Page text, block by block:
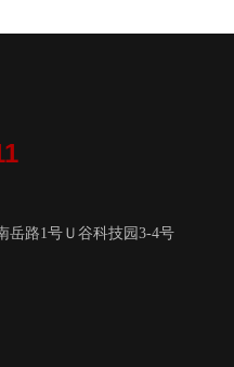
岳路1号Ｕ谷科技园3-4号